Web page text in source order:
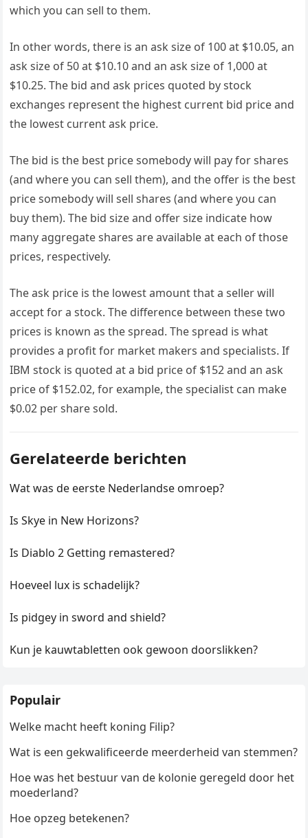
which you can sell to them.
In other words, there is an ask size of 100 at $10.05, an
ask size of 50 at $10.10 and an ask size of 1,000 at
$10.25. The bid and ask prices quoted by stock
exchanges represent the highest current bid price and
the lowest current ask price.
The bid is the best price somebody will pay for shares
(and where you can sell them), and the offer is the best
price somebody will sell shares (and where you can
buy them). The bid size and offer size indicate how
many aggregate shares are available at each of those
prices, respectively.
The ask price is the lowest amount that a seller will
accept for a stock. The difference between these two
prices is known as the spread. The spread is what
provides a profit for market makers and specialists. If
IBM stock is quoted at a bid price of $152 and an ask
price of $152.02, for example, the specialist can make
$0.02 per share sold.
Gerelateerde berichten
Wat was de eerste Nederlandse omroep?
Is Skye in New Horizons?
Is Diablo 2 Getting remastered?
Hoeveel lux is schadelijk?
Is pidgey in sword and shield?
Kun je kauwtabletten ook gewoon doorslikken?
Populair
Welke macht heeft koning Filip?
Wat is een gekwalificeerde meerderheid van stemmen?
Hoe was het bestuur van de kolonie geregeld door het
moederland?
Hoe opzeg betekenen?